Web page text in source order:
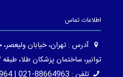
اطلاعات تماس
آدرس : تهران، خیابان ولیعصر،
توانیر، ساختمان پزشکان طلا، طبقه ۳، واحد ۳۰